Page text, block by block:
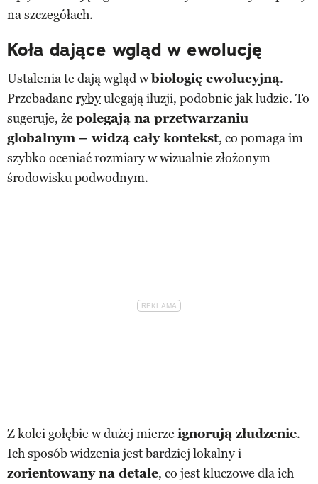
na szczegółach.
Koła dające wgląd w ewolucję
Ustalenia te dają wgląd wbiologię ewolucyjną.
Przebadane rybyulegają iluzji, podobnie jak ludzie. To
sugeruje, że polegają na przetwarzaniu
globalnym – widzą cały kontekst, co pomaga im
szybko oceniać rozmiary w wizualnie złożonym
środowisku podwodnym.
Z kolei gołębie w dużej mierze ignorują złudzenie.
Ich sposób widzenia jest bardziej lokalny i
zorientowany na detale, co jest kluczowe dla ich